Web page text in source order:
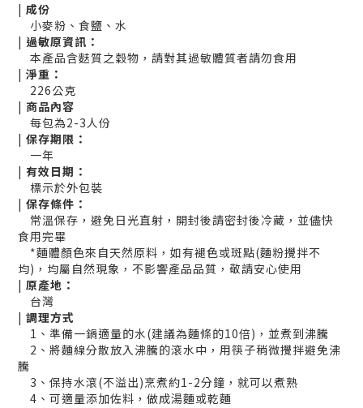
| 成份
小麥粉、食鹽、水
| 過敏原資訊：
本產品含麩質之穀物，請對其過敏體質者請勿食用
| 淨重：
226公克
| 商品內容
每包為2-3人份
| 保存期限：
一年
| 有效日期：
標示於外包裝
| 保存條件：
常溫保存，避免日光直射，開封後請密封後冷藏，並儘快
食用完畢
*麵體顏色來自天然原料，如有褪色或斑點(麵粉攪拌不
均)，均屬自然現象，不影響產品品質，敬請安心使用
| 原產地：
台灣
| 調理方式
1、準備一鍋適量的水(建議為麵條的10倍)，並煮到沸騰
2、將麵線分散放入沸騰的滾水中，用筷子稍微攪拌避免沸
騰
3、保持水滾(不溢出)烹煮約1-2分鐘，就可以煮熟
4、可適量添加佐料，做成湯麵或乾麵